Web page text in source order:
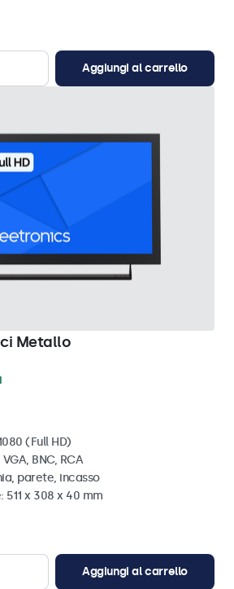
Aggiungi al carrello
Metallo
(Full HD)
BNC, RCA
parete, incasso
511 x 308 x 40 mm
Aggiungi al carrello